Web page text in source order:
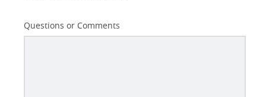
Questions or Comments